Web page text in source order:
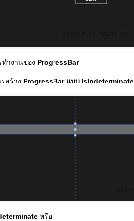
ทำงานของ ProgressBar
รสร้าง ProgressBar แบบ IsIndeterminate
หรือ